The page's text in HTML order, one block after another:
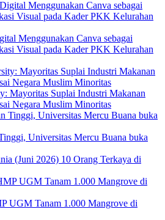
Menggunakan Canva sebagai
Visual pada Kader PKK Kelurahan
Mayoritas Suplai Industri Makanan
Negara Muslim Minoritas
Universitas Mercu Buana buka
10 Orang Terkaya di
UGM Tanam 1.000 Mangrove di